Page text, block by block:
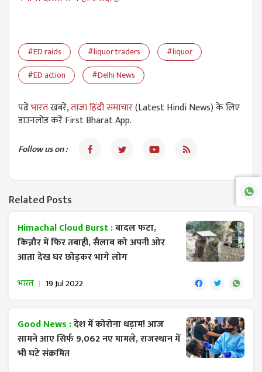
#ED raids #liquor traders
#liquor
#ED action
#Delhi News
पढेंभारतखबरें,ताजा हिंदी समाचार(Latest Hindi News) के लिए
डाउनलोड करें First Bharat App.
Follow us on :
Related Posts
Himachal Cloud Burst :बादल फटा,
किन्नौर में फिर तबाही, सैलाब को अपनी ओर
आता देख घर छोड़कर भागे लोग
भारत 19 Jul 2022
Good News :देश में कोरोना धड़ाम! आज
सामने आए सिर्फ 9,062 नए मामले, राजस्थान में
भी घटे संक्रमित